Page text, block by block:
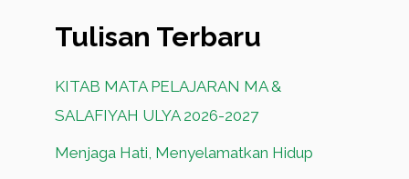
Tulisan Terbaru
KITAB MATA PELAJARAN MA &
SALAFIYAH ULYA 2026-2027
Menjaga Hati, Menyelamatkan Hidup